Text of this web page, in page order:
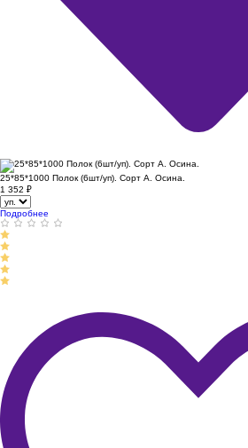
25*85*1000 Полок (6шт/уп). Сорт А. Осина.
1 352 ₽
Подробнее